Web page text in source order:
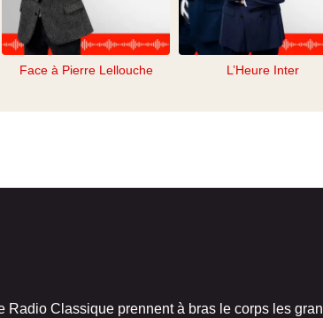
Face à Pierre Lellouche L’Heure Inter
Radio Classique prennent à bras le corps les